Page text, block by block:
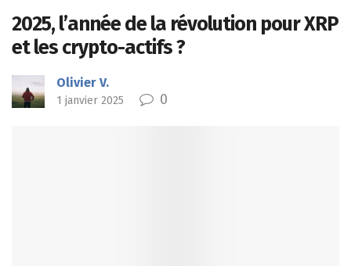
2025, l’année de la révolution pour XRP
et les crypto-actifs ?
Olivier V.
1 janvier 2025 0